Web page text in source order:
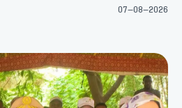
07-08-2026